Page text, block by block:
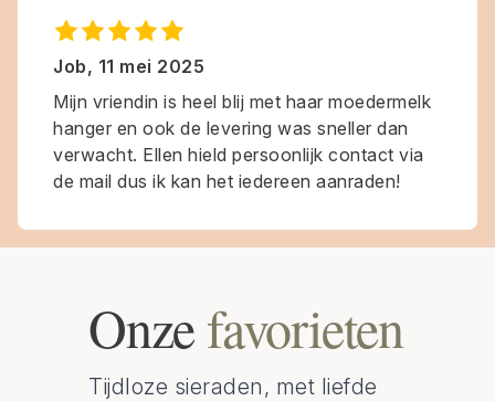
Job, 11 mei 2025
Mijn vriendin is heel blij met haar moedermelk
hanger en ook de levering was sneller dan
verwacht. Ellen hield persoonlijk contact via
de mail dus ik kan het iedereen aanraden!
Onzefavorieten
Tijdloze sieraden, met liefde